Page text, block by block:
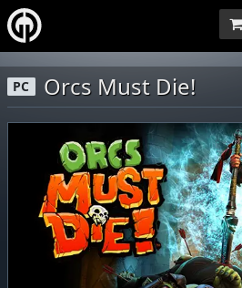
PC Orcs Must Die!